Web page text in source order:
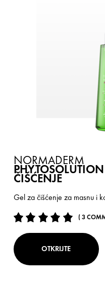
NORMADERM
ČIŠĆENJE
Gel za čišćenje za masnu i
( 3
OTKRIJTE